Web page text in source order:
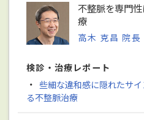
不整脈を専門
療
高木 克昌 院長
検診・治療レポート
・ 些細な違和感に隠れたサ
る不整脈治療